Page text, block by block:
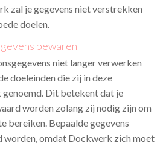
zal je gegevens niet verstrekken
doelen.
bewaren
niet langer verwerken
doeleinden die zij in deze
Dit betekent dat je
worden zolang zij nodig zijn om
bereiken. Bepaalde gegevens
worden, omdat Dockwerk zich moet